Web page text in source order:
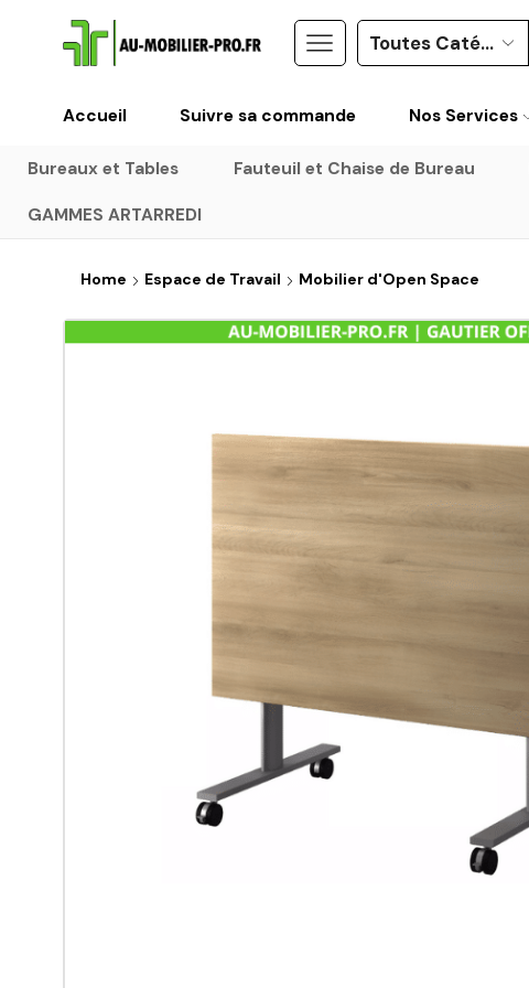
Accueil Suivre sa commande Nos Services
Bureaux et Tables Fauteuil et Chaise de Bureau
GAMMES ARTARREDI
Home Espace de Travail Mobilier d'Open Space